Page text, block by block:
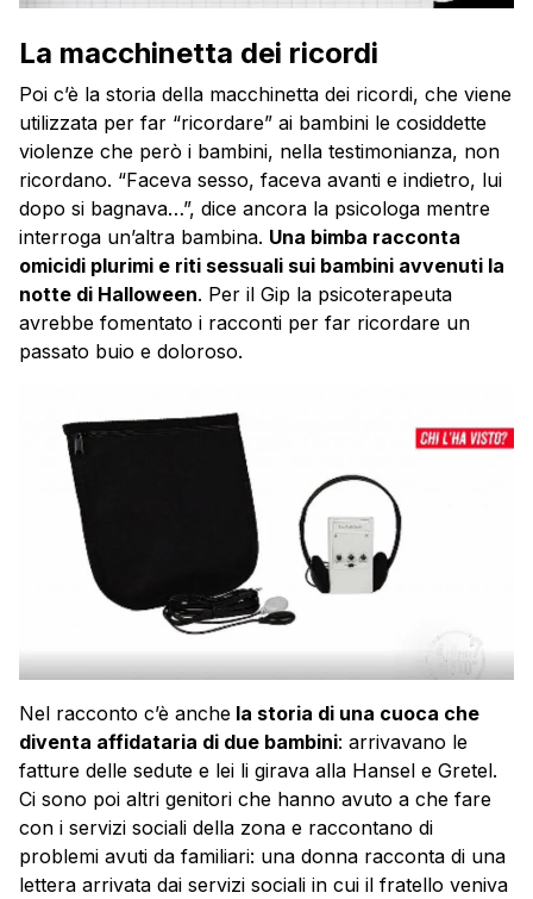
La macchinetta dei ricordi
Poi c’è la storia della macchinetta dei ricordi, che viene
utilizzata per far “ricordare” ai bambini le cosiddette
violenze che però i bambini, nella testimonianza, non
ricordano. “Faceva sesso, faceva avanti e indietro, lui
dopo si bagnava…”, dice ancora la psicologa mentre
interroga un’altra bambina. Una bimba racconta
omicidi plurimi e riti sessuali sui bambini avvenuti la
notte di Halloween. Per il Gip la psicoterapeuta
avrebbe fomentato i racconti per far ricordare un
passato buio e doloroso.
Nel racconto c’è anche la storia di una cuoca che
diventa affidataria di due bambini: arrivavano le
fatture delle sedute e lei li girava alla Hansel e Gretel.
Ci sono poi altri genitori che hanno avuto a che fare
con i servizi sociali della zona e raccontano di
problemi avuti da familiari: una donna racconta di una
lettera arrivata dai servizi sociali in cui il fratello veniva